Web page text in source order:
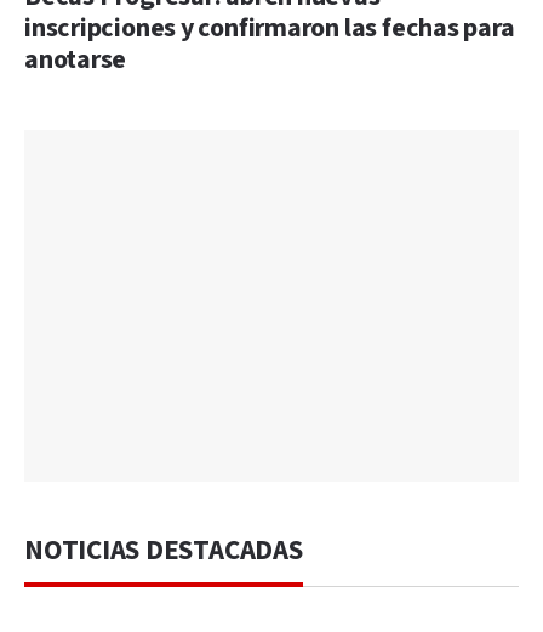
inscripciones y confirmaron las fechas para
anotarse
NOTICIAS DESTACADAS